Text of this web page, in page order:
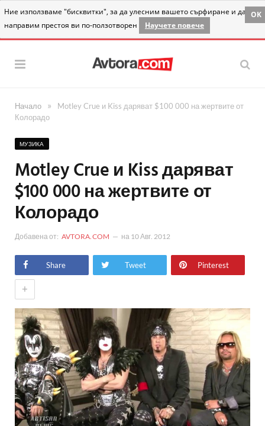
Ние използваме "бисквитки", за да улесним вашето сърфиране и да
направим престоя ви по-ползотворен
Научете повече
OK
Начало »
Motley Crue и Kiss даряват $100 000 на жертвите от
Колорадо
МУЗИКА
Motley Crue и Kiss даряват
$100 000 на жертвите от
Колорадо
Добавена от: AVTORA.COM на 10 Авг. 2012
Share Tweet Pinterest
+